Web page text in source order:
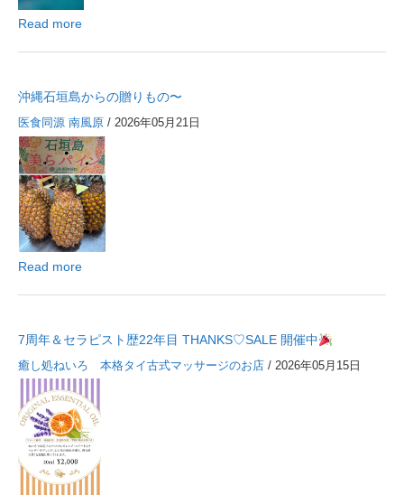
Read more
沖縄石垣島からの贈りもの〜
医食同源 南風原 / 2026年05月21日
Read more
7周年＆セラピスト歴22年目 THANKS♡SALE 開催中
癒し処ねいろ 本格タイ古式マッサージのお店 / 2026年05月15日